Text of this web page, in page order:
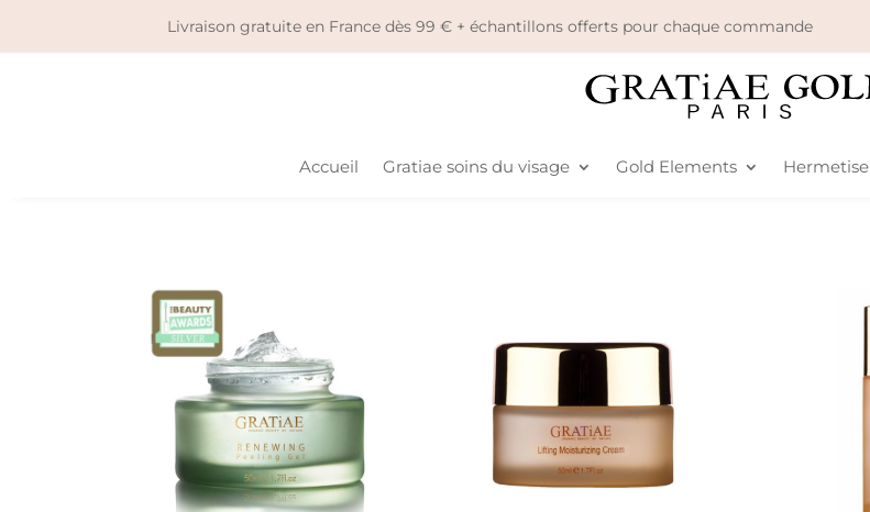
Livraison gratuite en France dès 99 € + échantillons offerts pour chaque commande
Accueil Gratiae soins du visage Gold Elements Hermetise